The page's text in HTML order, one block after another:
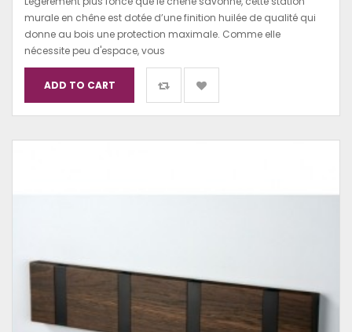
murale en chêne est dotée d’une finition huilée de qualité qui
donne au bois une protection maximale. Comme elle
nécessite peu d'espace, vous
ADD TO CART